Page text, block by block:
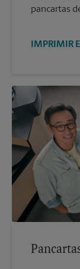
pancartas
IMPRIMIR